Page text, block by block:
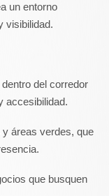
un entorno
visibilidad.
del corredor
accesibilidad.
áreas verdes, que
que busquen